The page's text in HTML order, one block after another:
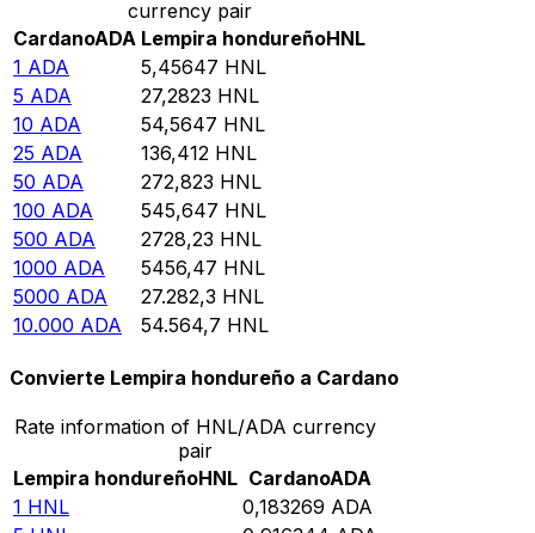
currency pair
CardanoADA Lempira hondureñoHNL
1 ADA 5,45647 HNL
5 ADA 27,2823 HNL
10 ADA 54,5647 HNL
25 ADA 136,412 HNL
50 ADA 272,823 HNL
100 ADA 545,647 HNL
500 ADA 2728,23 HNL
1000 ADA 5456,47 HNL
5000 ADA 27.282,3 HNL
10.000 ADA 54.564,7 HNL
Convierte Lempira hondureño a Cardano
Rate information of HNL/ADA currency
pair
Lempira hondureñoHNL CardanoADA
1 HNL 0,183269 ADA